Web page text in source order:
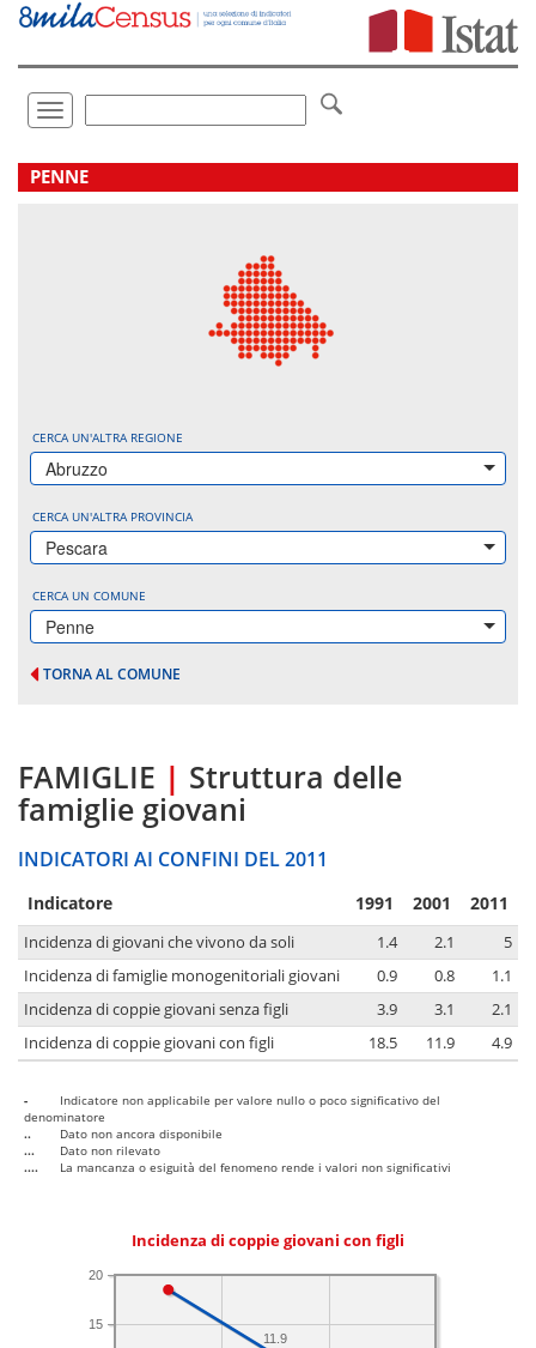
Vai
direttamente
Toggle
navigation
.
PENNE
CERCA UN'ALTRA REGIONE
Abruzzo
CERCA UN'ALTRA PROVINCIA
Pescara
CERCA UN COMUNE
Penne
TORNA AL COMUNE
FAMIGLIE | Struttura delle
famiglie giovani
INDICATORI AI CONFINI DEL 2011
Indicatore 1991 2001 2011
Incidenza di giovani che vivono da soli 1.4 2.1
5
Incidenza di famiglie monogenitoriali giovani
0.9 0.8
1.1
Incidenza di coppie giovani senza figli
3.9 3.1
2.1
Incidenza di coppie giovani con figli
18.5 11.9 4.9
-
Indicatore non applicabile per valore nullo o poco significativo del
denominatore
..
Dato non ancora disponibile
...
Dato non rilevato
....
La mancanza o esiguità del fenomeno rende i valori non significativi
Incidenza di coppie giovani con figli
15
20
11.9